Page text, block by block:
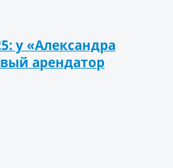
у «Александра
арендатор